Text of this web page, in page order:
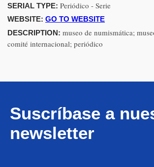
SERIAL TYPE: Periódico - Serie
WEBSITE: GO TO WEBSITE
DESCRIPTION: museo de numismática;
comité internacional; periódico
Suscríbase a
newsletter